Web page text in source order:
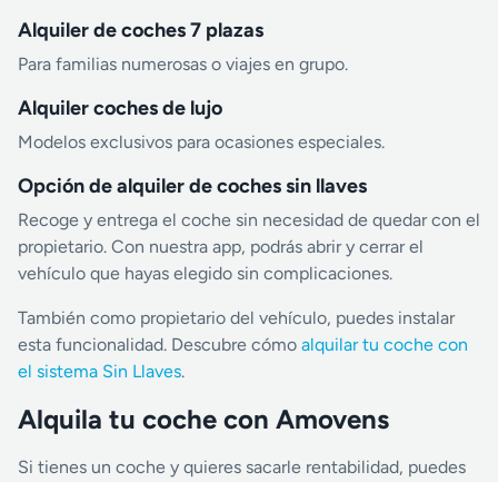
Alquiler de coches 7 plazas
Para familias numerosas o viajes en grupo.
Alquiler coches de lujo
Modelos exclusivos para ocasiones especiales.
Opción de alquiler de coches sin llaves
Recoge y entrega el coche sin necesidad de quedar con el
propietario. Con nuestra app, podrás abrir y cerrar el
vehículo que hayas elegido sin complicaciones.
También como propietario del vehículo, puedes instalar
esta funcionalidad. Descubre cómo alquilar tu coche con
el sistema Sin Llaves.
Alquila tu coche con Amovens
Si tienes un coche y quieres sacarle rentabilidad, puedes